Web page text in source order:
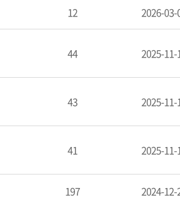
12 2026-03-
44 2025-11-
43 2025-11-
41 2025-11-
197 2024-12-